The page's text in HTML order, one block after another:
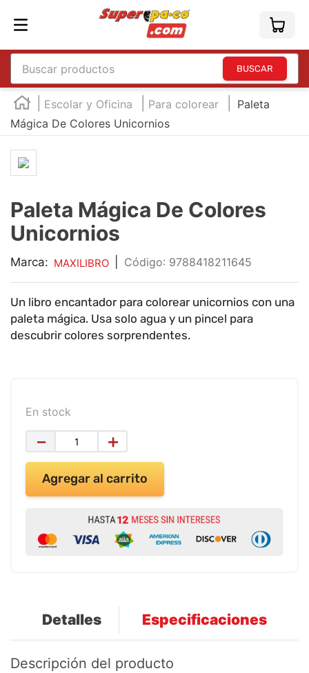
Buscar productos
Escolar y Oficina Para colorear
Paleta
Mágica De Colores Unicornios
Paleta Mágica De Colores
Unicornios
Marca: MAXILIBRO : 9788418211645
Un libro encantador para colorear unicornios con una
paleta mágica. Usa solo agua y un pincel para
descubrir colores sorprendentes.
En stock
＋
－
Agregar al carrito
Detalles Especificaciones
Descripción del producto
TÉRMINOS MÁS BUSCADOS
1.
england
3
5.
mouse
6.
audifonos
7.
marcadores
9
impresora
10. calculadora